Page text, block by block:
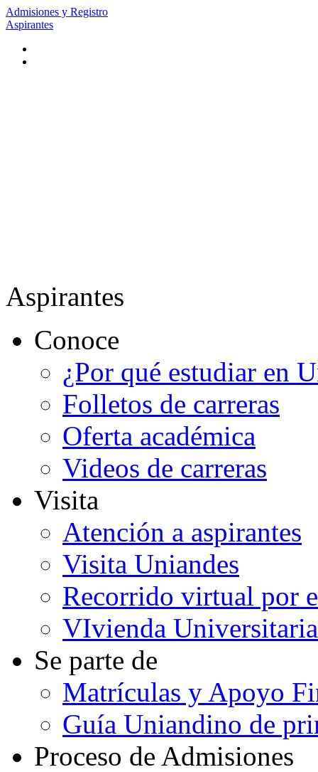
Admisiones y Registro
Aspirantes
Aspirantes
Conoce
¿Por qué estudiar en
Folletos de carreras
Oferta académica
Videos de carreras
Visita
Atención a aspirantes
Visita Uniandes
Recorrido virtual por
VIvienda Universitaria
Se parte de
Matrículas y Apoyo
Guía Uniandino de
Proceso de Admisiones